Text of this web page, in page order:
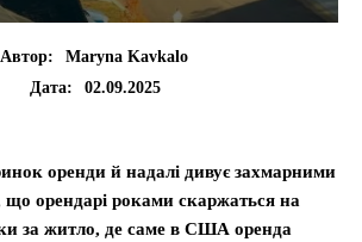
Автор:
Maryna Kavkalo
Дата:
02.09.2025
оренди й надалі дивує захмарними
орендарі роками скаржаться на
за житло, де саме в США оренда